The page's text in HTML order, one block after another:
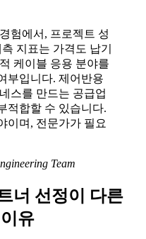
험에서, 프로젝트 성
지표는 가격도 납기
케이블 응용 분야를
부입니다. 제어반용
스를 만드는 공급업
적합할 수 있습니다.
이며, 전문가가 필요
Team
너 선정이 다른
유